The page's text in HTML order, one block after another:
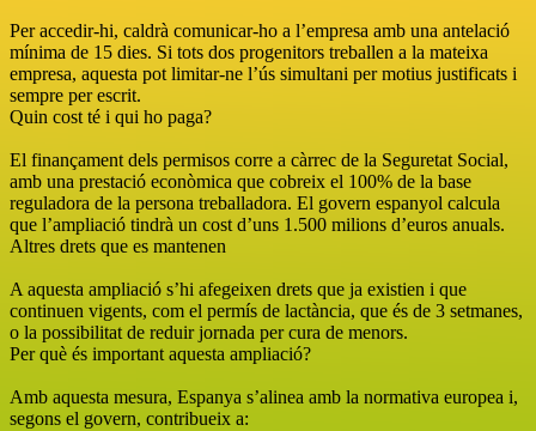
Per accedir-hi, caldrà comunicar-ho a l’empresa amb una antelació
mínima de 15 dies. Si tots dos progenitors treballen a la mateixa
empresa, aquesta pot limitar-ne l’ús simultani per motius justificats i
sempre per escrit.
Quin cost té i qui ho paga?
El finançament dels permisos corre a càrrec de la Seguretat Social,
amb una prestació econòmica que cobreix el 100% de la base
reguladora de la persona treballadora. El govern espanyol calcula
que l’ampliació tindrà un cost d’uns 1.500 milions d’euros anuals.
Altres drets que es mantenen
A aquesta ampliació s’hi afegeixen drets que ja existien i que
continuen vigents, com el permís de lactància, que és de 3 setmanes,
o la possibilitat de reduir jornada per cura de menors.
Per què és important aquesta ampliació?
Amb aquesta mesura, Espanya s’alinea amb la normativa europea i,
segons el govern, contribueix a: